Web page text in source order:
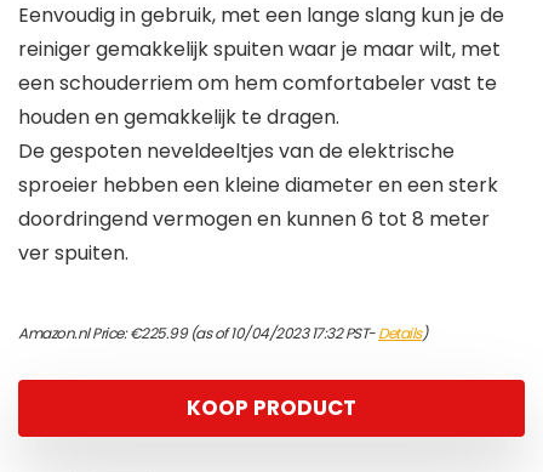
Eenvoudig in gebruik, met een lange slang kun je de
reiniger gemakkelijk spuiten waar je maar wilt, met
een schouderriem om hem comfortabeler vast te
houden en gemakkelijk te dragen.
De gespoten neveldeeltjes van de elektrische
sproeier hebben een kleine diameter en een sterk
doordringend vermogen en kunnen 6 tot 8 meter
ver spuiten.
Amazon.nl Price:€225.99(as of 10/04/2023 17:32 PST-Details)
KOOP PRODUCT